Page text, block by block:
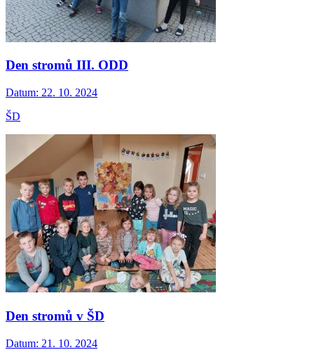
Den stromů III. ODD
Datum: 22. 10. 2024
ŠD
Den stromů v ŠD
Datum: 21. 10. 2024